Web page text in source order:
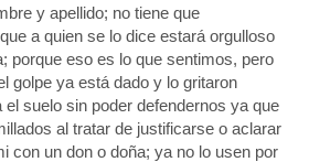
y apellido; no tiene que
a quien se lo dice estará orgulloso
porque eso es lo que sentimos, pero
golpe ya está dado y lo gritaron
suelo sin poder defendernos ya que
al tratar de justificarse o aclarar
con un don o doña; ya no lo usen por